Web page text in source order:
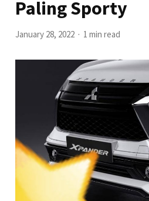
Paling Sporty
January 28, 2022 1 min read